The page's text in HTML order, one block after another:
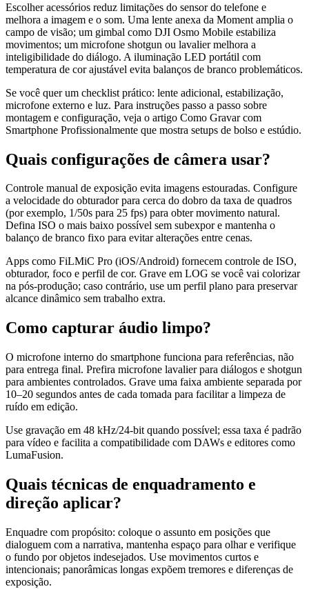
Escolher acessórios reduz limitações do sensor do telefone e
melhora a imagem e o som. Uma lente anexa da Moment amplia o
campo de visão; um gimbal como DJI Osmo Mobile estabiliza
movimentos; um microfone shotgun ou lavalier melhora a
inteligibilidade do diálogo. A iluminação LED portátil com
temperatura de cor ajustável evita balanços de branco problemáticos.
Se você quer um checklist prático: lente adicional, estabilização,
microfone externo e luz. Para instruções passo a passo sobre
montagem e configuração, veja o artigo Como Gravar com
Smartphone Profissionalmente que mostra setups de bolso e estúdio.
Quais configurações de câmera usar?
Controle manual de exposição evita imagens estouradas. Configure
a velocidade do obturador para cerca do dobro da taxa de quadros
(por exemplo, 1/50s para 25 fps) para obter movimento natural.
Defina ISO o mais baixo possível sem subexpor e mantenha o
balanço de branco fixo para evitar alterações entre cenas.
Apps como FiLMiC Pro (iOS/Android) fornecem controle de ISO,
obturador, foco e perfil de cor. Grave em LOG se você vai colorizar
na pós-produção; caso contrário, use um perfil plano para preservar
alcance dinâmico sem trabalho extra.
Como capturar áudio limpo?
O microfone interno do smartphone funciona para referências, não
para entrega final. Prefira microfone lavalier para diálogos e shotgun
para ambientes controlados. Grave uma faixa ambiente separada por
10–20 segundos antes de cada tomada para facilitar a limpeza de
ruído em edição.
Use gravação em 48 kHz/24-bit quando possível; essa taxa é padrão
para vídeo e facilita a compatibilidade com DAWs e editores como
LumaFusion.
Quais técnicas de enquadramento e
direção aplicar?
Enquadre com propósito: coloque o assunto em posições que
dialoguem com a narrativa, mantenha espaço para olhar e verifique
o fundo por objetos indesejados. Use movimentos curtos e
intencionais; panorâmicas longas expõem tremores e diferenças de
exposição.